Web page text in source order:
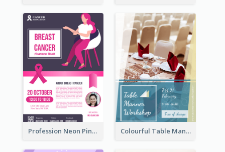
Profession Neon Pink Flyer Ribbon Design Template Colourful Table Manner Course Flyer With Details